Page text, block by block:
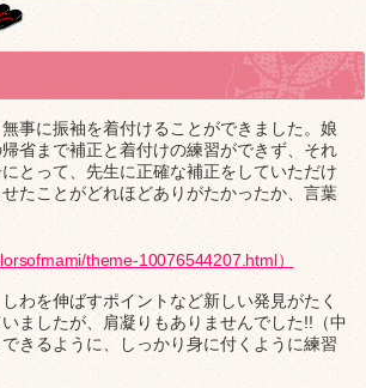
事に振袖を着付けることができました。娘
省まで補正と着付けの練習ができず、それ
とって、先生に正確な補正をしていただけ
たことがどれほどありがたかったか、言葉
theme-10076544207.html）
わを伸ばすポイントなど新しい発見がたく
ましたが、肩凝りもありませんでした!!（中
きるように、しっかり身に付くように練習